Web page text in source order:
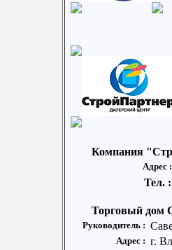
Компания
Адрес
Тел.
Торговый
Руководитель :
Адрес : г.